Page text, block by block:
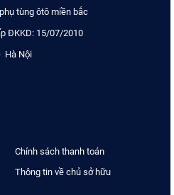
tùng ôtô miền bắc
ĐKKD: 15/07/2010
Hà Nội
Chính sách thanh toán
Thông tin về chủ sở hữu